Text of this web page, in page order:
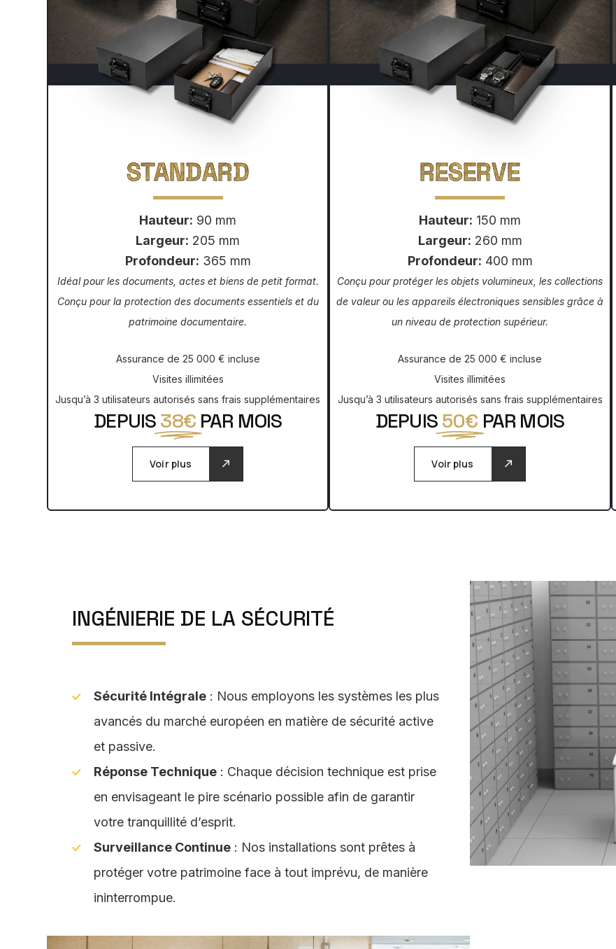
STANDARD
Hauteur: 90 mm
Largeur: 205 mm
Profondeur: 365 mm
Idéal pour les documents, actes et biens de petit format.
Conçu pour la protection des documents essentiels et du
patrimoine documentaire.
Assurance de 25 000 € incluse
Visites illimitées
Jusqu’à 3 utilisateurs autorisés sans frais supplémentaires
DEPUIS38€ PAR MOIS
Voir plus
RESERVE
Hauteur: 150 mm
Largeur: 260 mm
Profondeur: 400 mm
Conçu pour protéger les objets volumineux, les collections
de valeur ou les appareils électroniques sensibles grâce à
un niveau de protection supérieur.
Assurance de 25 000 € incluse
Visites illimitées
Jusqu’à 3 utilisateurs autorisés sans frais supplémentaires
DEPUIS50€ PAR MOIS
Voir plus
INGÉNIERIE DE LA SÉCURITÉ
Sécurité Intégrale : Nous employons les systèmes les plus
avancés du marché européen en matière de sécurité active
et passive.
Réponse Technique : Chaque décision technique est prise
en envisageant le pire scénario possible afin de garantir
votre tranquillité d’esprit.
Surveillance Continue : Nos installations sont prêtes à
protéger votre patrimoine face à tout imprévu, de manière
ininterrompue.